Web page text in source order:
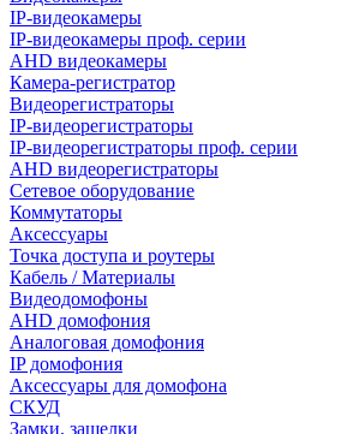
IP-видеокамеры
IP-видеокамеры проф. серии
AHD видеокамеры
Камера-регистратор
Видеорегистраторы
IP-видеорегистраторы
IP-видеорегистраторы проф. серии
AHD видеорегистраторы
Сетевое оборудование
Коммутаторы
Аксессуары
Точка доступа и роутеры
Кабель / Материалы
Видеодомофоны
AHD домофония
Аналоговая домофония
IP домофония
Аксессуары для домофона
СКУД
Замки, защелки